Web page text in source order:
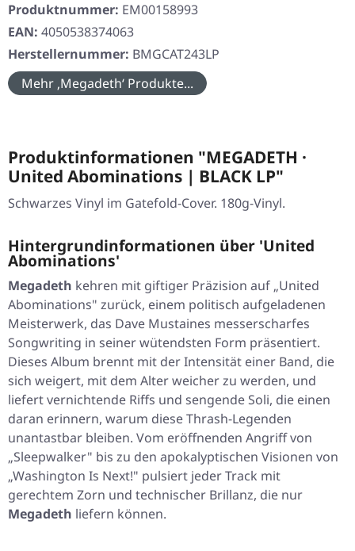
Produktnummer: EM00158993
EAN: 4050538374063
Herstellernummer: BMGCAT243LP
Mehr ‚Megadeth‘ Produkte...
Produktinformationen "MEGADETH ·
United Abominations | BLACK LP"
Schwarzes Vinyl im Gatefold-Cover. 180g-Vinyl.
Hintergrundinformationen über 'United
Abominations'
Megadeth kehren mit giftiger Präzision auf „United
Abominations" zurück, einem politisch aufgeladenen
Meisterwerk, das Dave Mustaines messerscharfes
Songwriting in seiner wütendsten Form präsentiert.
Dieses Album brennt mit der Intensität einer Band, die
sich weigert, mit dem Alter weicher zu werden, und
liefert vernichtende Riffs und sengende Soli, die einen
daran erinnern, warum diese Thrash-Legenden
unantastbar bleiben. Vom eröffnenden Angriff von
„Sleepwalker" bis zu den apokalyptischen Visionen von
„Washington Is Next!" pulsiert jeder Track mit
gerechtem Zorn und technischer Brillanz, die nur
Megadeth liefern können.